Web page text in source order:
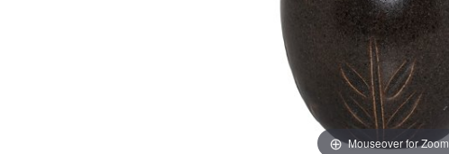
Mouseover for Zoom